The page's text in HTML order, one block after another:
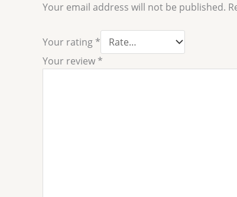
Your email address will not be published.
Your rating *
Your review *